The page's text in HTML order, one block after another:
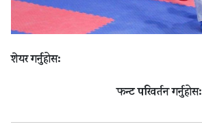
शेयर गर्नुहोस:
फन्ट परिवर्तन गर्नुहोस: